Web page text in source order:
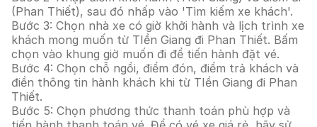
(Phan Thiết), sau đó nhấp vào 'Tìm kiếm xe khách'.
Bước 3: Chọn nhà xe có giờ khởi hành và lịch trình xe
khách mong muốn từ TIền Giang đi Phan Thiết. Bấm
chọn vào khung giờ muốn đi để tiến hành đặt vé.
Bước 4: Chọn chỗ ngồi, điểm đón, điểm trả khách và
điền thông tin hành khách khi từ TIền Giang đi Phan
Thiết.
Bước 5: Chọn phương thức thanh toán phù hợp và